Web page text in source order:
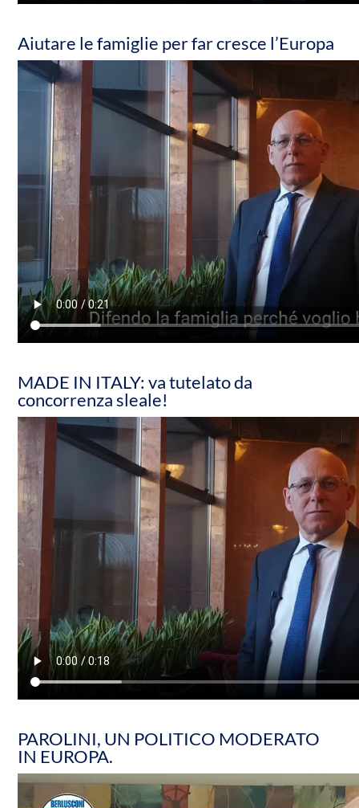
Aiutare le famiglie per far cresce l’Europa
MADE IN ITALY: va tutelato da
concorrenza sleale!
PAROLINI, UN POLITICO MODERATO
IN EUROPA.